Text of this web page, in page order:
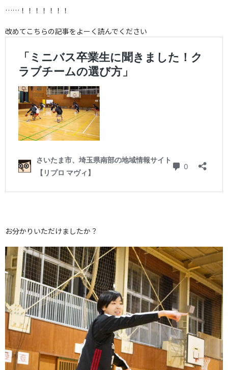
……！！！！！！！
改めてこちらの記事をよーく読んでください
お分かりいただけましたか？